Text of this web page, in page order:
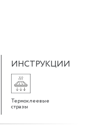
ИНСТРУКЦИИ
Термоклеевые
стразы